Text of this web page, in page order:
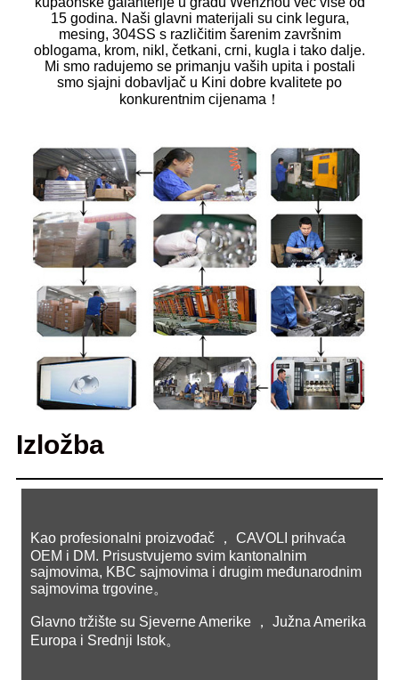
15 godina. Naši glavni materijali su cink legura,
mesing, 304SS s različitim šarenim završnim
oblogama, krom, nikl, četkani, crni, kugla i tako dalje.
Mi smo radujemo se primanju vaših upita i postali
smo sjajni dobavljač u Kini dobre kvalitete po
konkurentnim cijenama！
Izložba
Kao profesionalni proizvođač ， CAVOLI prihvaća
OEM i DM. Prisustvujemo svim kantonalnim
sajmovima, KBC sajmovima i drugim međunarodnim
sajmovima trgovine。
Glavno tržište su Sjeverne Amerike ， Južna Amerika
Europa i Srednji Istok。